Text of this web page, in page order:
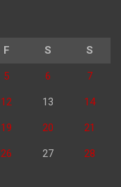
F S S
5 6 7
12 13 14
19 20 21
26 27 28